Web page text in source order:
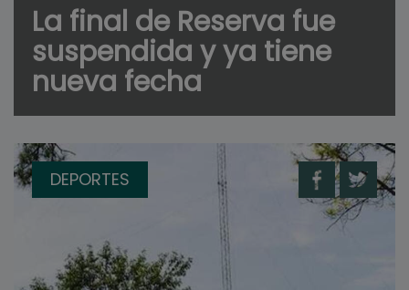
La final de Reserva fue
suspendida y ya tiene
nueva fecha
DEPORTES